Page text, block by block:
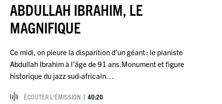
ABDULLAH IBRAHIM, LE
MAGNIFIQUE
Ce midi, on pleure la disparition d’un géant : le pianiste
Abdullah Ibrahim à l’âge de 91 ans.Monument et figure
historique du jazz sud-africain…
ÉCOUTER L’ÉMISSION 40:20